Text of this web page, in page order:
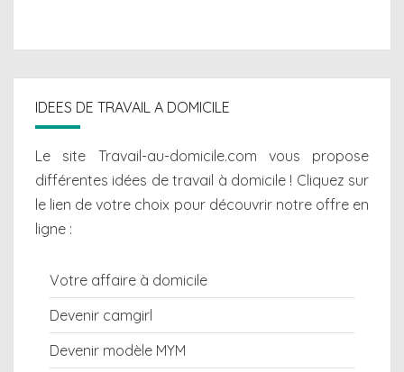
IDEES DE TRAVAIL A DOMICILE
Le site Travail-au-domicile.com vous propose
différentes idées de travail à domicile! Cliquez sur
le lien de votre choix pour découvrir notre offre en
ligne :
Votre affaire à domicile
Devenir camgirl
Devenir modèle MYM